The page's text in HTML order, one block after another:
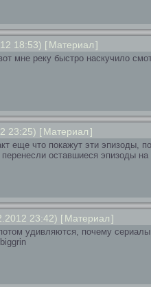
18:53) [Материал]
мне реку быстро наскучило
23:25) [Материал]
еще что покажут эти эпизоды,
перенесли оставшиеся эпизоды на
23:42) [Материал]
удивляются, почему сериалы